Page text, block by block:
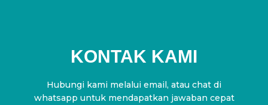
KONTAK KAMI
Hubungi kami melalui email, atau chat di
whatsapp untuk mendapatkan jawaban cepat